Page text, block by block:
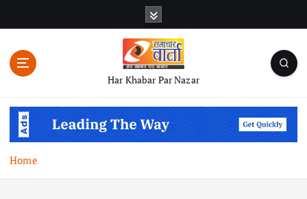
n
Har Khabar Par Nazar
Home